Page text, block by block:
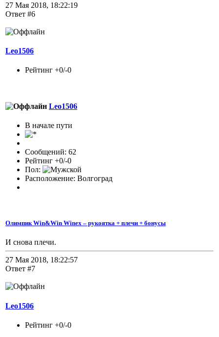
27 Мая 2018, 18:22:19
Ответ #6
Leo1506
Рейтинг +0/-0
Leo1506
В начале пути
Сообщений: 62
Рейтинг +0/-0
Пол:
Расположение: Волгоград
Олимпик Win&Win Winex – рукоятка + плечи + бонусы
И снова плечи.
27 Мая 2018, 18:22:57
Ответ #7
Leo1506
Рейтинг +0/-0